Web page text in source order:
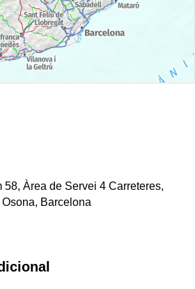
58, Àrea de Servei 4 Carreteres,
Barcelona